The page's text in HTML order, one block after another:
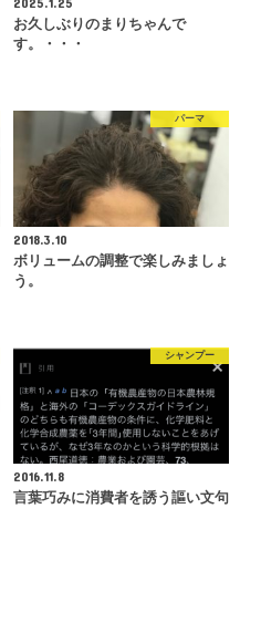
お久しぶりのまりちゃんで
す。・・・
パーマ
2018.3.10
ボリュームの調整で楽しみましょ
う。
シャンプー
2016.11.8
言葉巧みに消費者を誘う謳い文句